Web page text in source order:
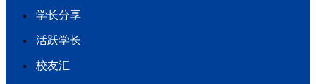
学长分享
活跃学长
校友汇